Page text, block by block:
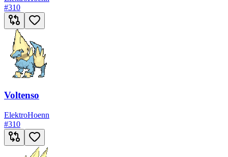
#310
Voltenso
ElektroHoenn
#310